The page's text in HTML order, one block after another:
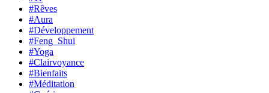
#Rêves
#Aura
#Développement
#Feng_Shui
#Yoga
#Clairvoyance
#Bienfaits
#Méditation